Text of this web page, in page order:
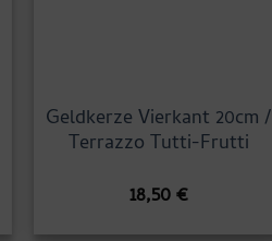
Geldkerze Vierkant 20cm /
Terrazzo Tutti-Frutti
18,50€